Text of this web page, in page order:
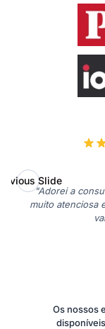
"Adorei a
muito atenciosa
Slide
Os nossos